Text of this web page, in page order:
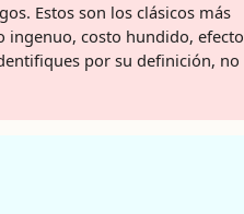
Estos son los clásicos más
ingenuo, costo hundido, efecto
por su definición, no